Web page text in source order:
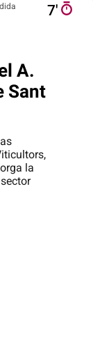
7′
A.
Sant
la